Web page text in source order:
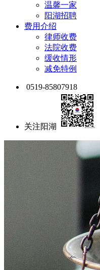
温馨一家
阳湖招聘
费用介绍
律师收费
法院收费
缓收情形
减免特例
0519-85807918
关注阳湖